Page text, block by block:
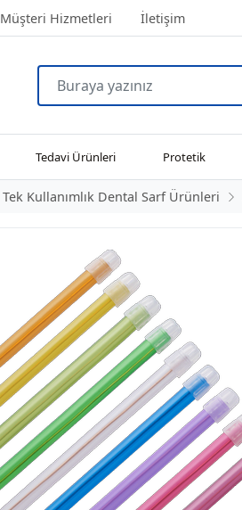
Müşteri Hizmetleri İletişim
Tedavi Ürünleri Protetik
Tek Kullanımlık Dental Sarf Ürünleri